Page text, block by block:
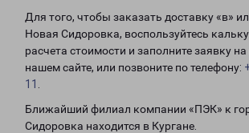
Для того, чтобы заказать доставку «в»
Новая Сидоровка, воспользуйтесь
расчета стоимости и заполните заявку
нашем сайте, или позвоните по телефону:
11
Ближайший филиал компании «ПЭК» к
Сидоровка находится в Кургане.